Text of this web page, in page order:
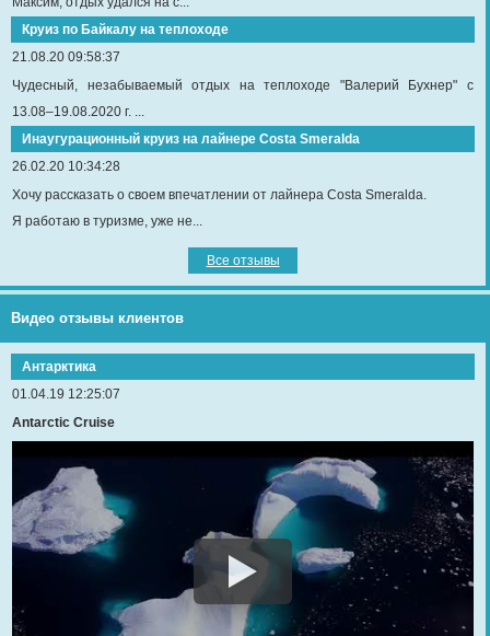
Круиз по Байкалу на теплоходе
21.08.20 09:58:37
Чудесный, незабываемый отдых на теплоходе "Валерий Бухнер" с
13.08–19.08.2020 г. ...
Инаугурационный круиз на лайнере Сosta Smeralda
26.02.20 10:34:28
Хочу рассказать о своем впечатлении от лайнера Costa Smeralda.
Я работаю в туризме, уже не...
Все отзывы
Видео отзывы клиентов
Антарктика
01.04.19 12:25:07
Antarctic Cruise